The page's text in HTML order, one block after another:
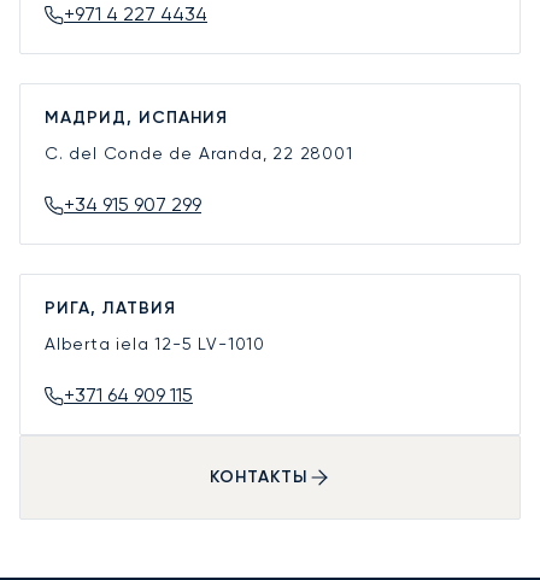
+971 4 227 4434
МАДРИД, ИСПАНИЯ
C. del Conde de Aranda, 22 28001
+34 915 907 299
РИГА, ЛАТВИЯ
Alberta iela 12-5 LV-1010
+371 64 909 115
КОНТАКТЫ